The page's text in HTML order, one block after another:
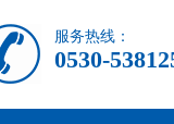
服务热线：
0530-